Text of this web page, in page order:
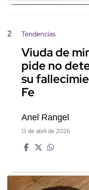
2 Tendencias
Viuda de
pide no
su
Fe
Anel Rangel
13 de abril de 2026